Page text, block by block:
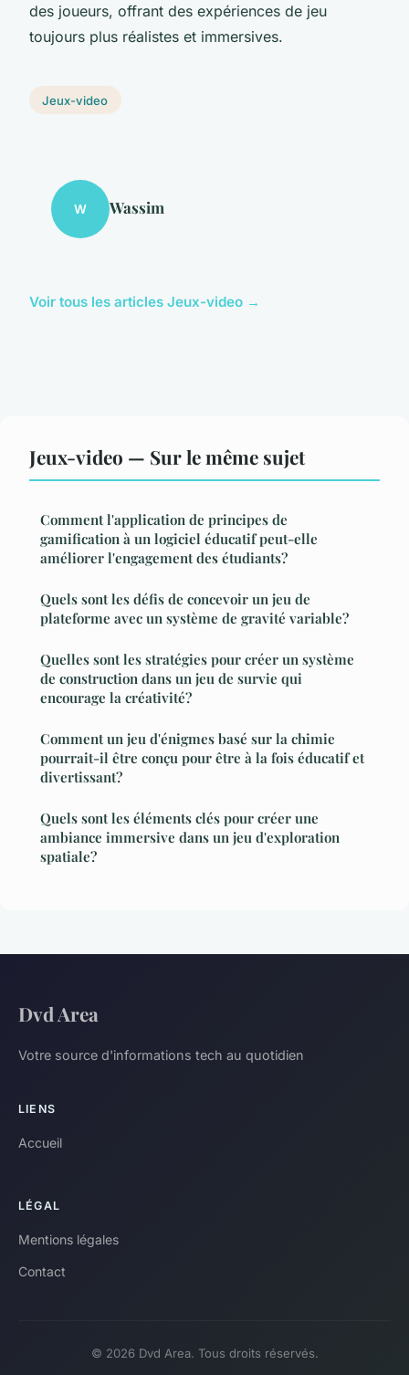
des joueurs, offrant des expériences de jeu
toujours plus réalistes et immersives.
Jeux-video
W Wassim
Voir tous les articles Jeux-video →
Jeux-video — Sur le même sujet
Comment l'application de principes de
gamification à un logiciel éducatif peut-elle
améliorer l'engagement des étudiants?
Quels sont les défis de concevoir un jeu de
plateforme avec un système de gravité variable?
Quelles sont les stratégies pour créer un système
de construction dans un jeu de survie qui
encourage la créativité?
Comment un jeu d'énigmes basé sur la chimie
pourrait-il être conçu pour être à la fois éducatif et
divertissant?
Quels sont les éléments clés pour créer une
ambiance immersive dans un jeu d'exploration
spatiale?
Dvd Area
Votre source d'informations tech au quotidien
LIENS
Accueil
LÉGAL
Mentions légales
Contact
© 2026 Dvd Area. Tous droits réservés.